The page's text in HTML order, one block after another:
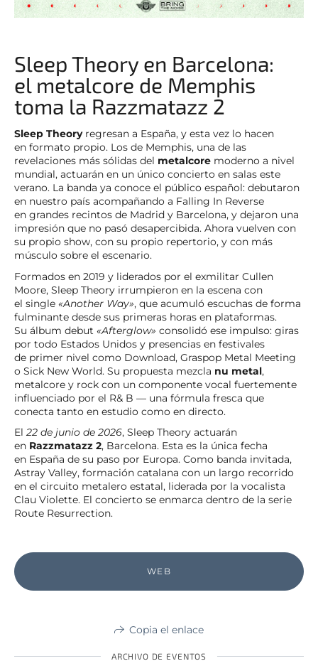
Sleep Theory en Barcelona:
el metalcore de Memphis
toma la Razzmatazz 2
Sleep Theoryregresan a España, y esta vez lo hacen
en formato propio. Los de Memphis, una de las
revelaciones más sólidas del metalcore moderno a nivel
mundial, actuarán en un único concierto en salas este
verano. La banda ya conoce el público español: debutaron
en nuestro país acompañando a Falling In Reverse
en grandes recintos de Madrid y Barcelona, y dejaron una
impresión que no pasó desapercibida. Ahora vuelven con
su propio show, con su propio repertorio, y con más
músculo sobre el escenario.
Formados en 2019 y liderados por el exmilitar Cullen
Moore, Sleep Theory irrumpieron en la escena con
el single «Another Way», que acumuló escuchas de forma
fulminante desde sus primeras horas en plataformas.
Su álbum debut «Afterglow» consolidó ese impulso: giras
por todo Estados Unidos y presencias en festivales
de primer nivel como Download, Graspop Metal Meeting
o Sick New World. Su propuesta mezcla nu metal,
metalcore y rock con un componente vocal fuertemente
influenciado por el R& B — una fórmula fresca que
conecta tanto en estudio como en directo.
El 22 de junio de 2026, Sleep Theory actuarán
en Razzmatazz 2, Barcelona. Esta es la única fecha
en España de su paso por Europa. Como banda invitada,
Astray Valley, formación catalana con un largo recorrido
en el circuito metalero estatal, liderada por la vocalista
Clau Violette. El concierto se enmarca dentro de la serie
Route Resurrection.
WEB
Copia el enlace
ARCHIVO DE EVENTOS